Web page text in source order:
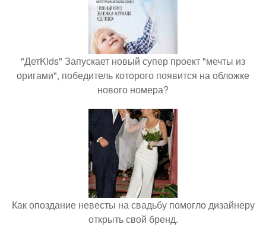
"ДетKids" Запускает новый супер проект "мечты из
оригами", победитель которого появится на обложке
нового номера?
Как опоздание невесты на свадьбу помогло дизайнеру
открыть свой бренд.